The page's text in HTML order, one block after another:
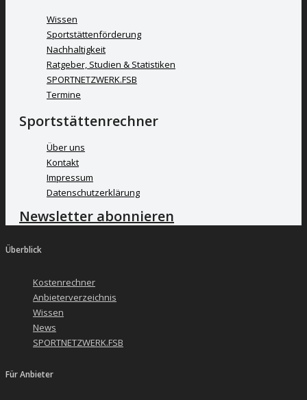
Wissen
Sportstättenförderung
Nachhaltigkeit
Ratgeber, Studien & Statistiken
SPORTNETZWERK.FSB
Termine
Sportstättenrechner
Über uns
Kontakt
Impressum
Datenschutzerklärung
Newsletter abonnieren
Überblick
Kostenrechner
Anbieterverzeichnis
Wissen
News
SPORTNETZWERK.FSB
Für Anbieter